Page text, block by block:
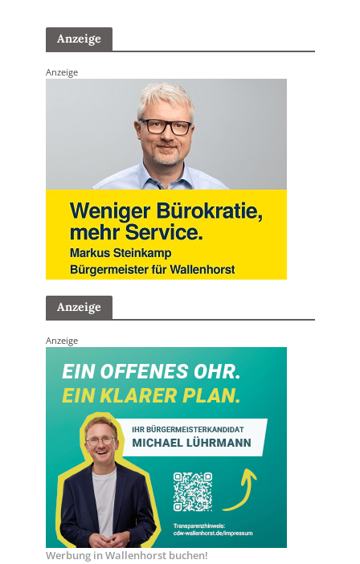
Anzeige
Anzeige
Anzeige
Anzeige
Werbung in Wallenhorst buchen!